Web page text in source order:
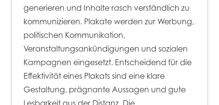
generieren und Inhalte rasch verständlich zu
kommunizieren. Plakate werden zur Werbung,
politischen Kommunikation,
Veranstaltungsankündigungen und sozialen
Kampagnen eingesetzt. Entscheidend für die
Effektivität eines Plakats sind eine klare
Gestaltung, prägnante Aussagen und gute
Lesbarkeit aus der Distanz. Die